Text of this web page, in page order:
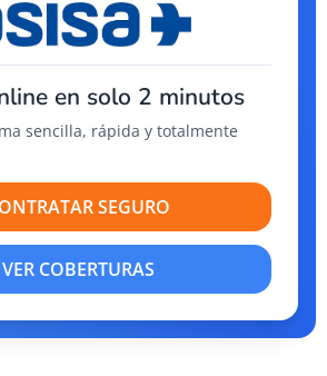
en solo 2 minutos
sencilla, rápida y totalmente
SEGURO
VER COBERTURAS